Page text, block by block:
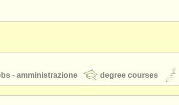
- amministrazione degree courses